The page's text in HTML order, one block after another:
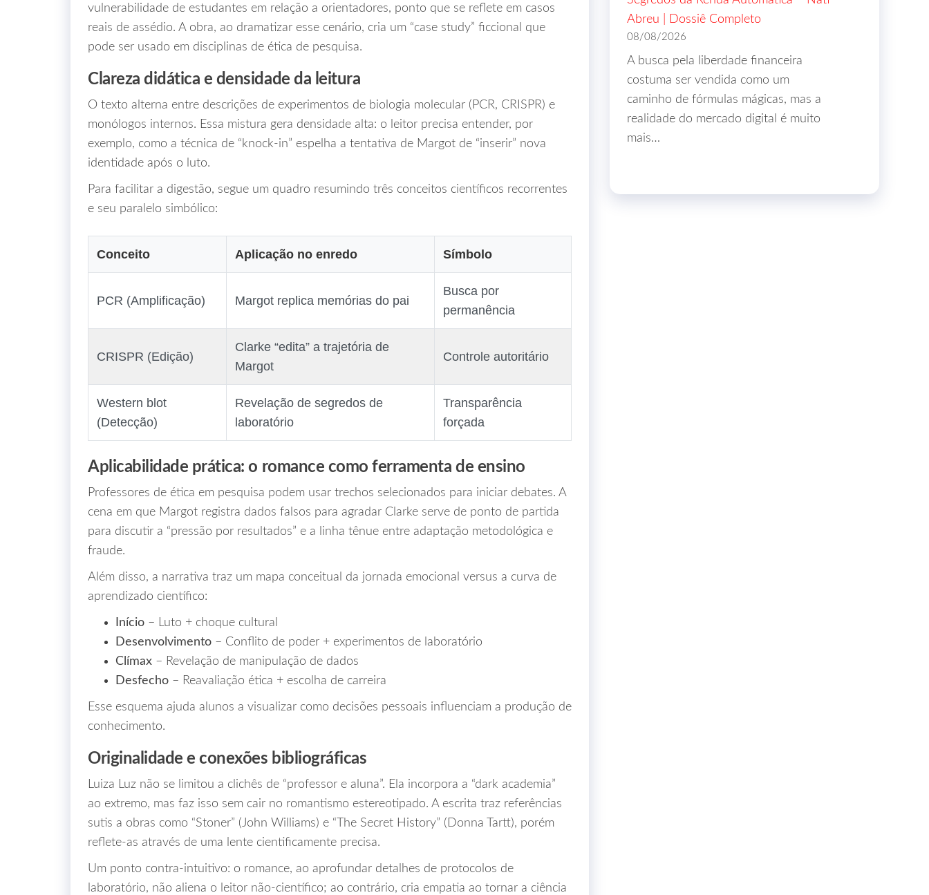
vulnerabilidade de estudantes em relação a orientadores, ponto que se reflete em casos
reais de assédio. A obra, ao dramatizar esse cenário, cria um “case study” ficcional que
pode ser usado em disciplinas de ética de pesquisa.
Clareza didática e densidade da leitura
O texto alterna entre descrições de experimentos de biologia molecular (PCR, CRISPR) e
monólogos internos. Essa mistura gera densidade alta: o leitor precisa entender, por
exemplo, como a técnica de “knock‑in” espelha a tentativa de Margot de “inserir” nova
identidade após o luto.
Para facilitar a digestão, segue um quadro resumindo três conceitos científicos recorrentes
e seu paralelo simbólico:
Conceito Aplicação no enredo Símbolo
PCR (Amplificação) Margot replica memórias do pai
Busca por
permanência
CRISPR (Edição)
Clarke “edita” a trajetória de
Margot
Controle autoritário
Western blot
(Detecção)
Revelação de segredos de
laboratório
Transparência
forçada
Aplicabilidade prática: o romance como ferramenta de ensino
Professores de ética em pesquisa podem usar trechos selecionados para iniciar debates. A
cena em que Margot registra dados falsos para agradar Clarke serve de ponto de partida
para discutir a “pressão por resultados” e a linha tênue entre adaptação metodológica e
fraude.
Além disso, a narrativa traz um mapa conceitual da jornada emocional versus a curva de
aprendizado científico:
Início – Luto + choque cultural
Desenvolvimento – Conflito de poder + experimentos de laboratório
Clímax – Revelação de manipulação de dados
Desfecho – Reavaliação ética + escolha de carreira
Esse esquema ajuda alunos a visualizar como decisões pessoais influenciam a produção de
conhecimento.
Originalidade e conexões bibliográficas
Luiza Luz não se limitou a clichês de “professor e aluna”. Ela incorpora a “dark academia”
ao extremo, mas faz isso sem cair no romantismo estereotipado. A escrita traz referências
sutis a obras como “Stoner” (John Williams) e “The Secret History” (Donna Tartt), porém
reflete-as através de uma lente cientificamente precisa.
Um ponto contra‑intuitivo: o romance, ao aprofundar detalhes de protocolos de
laboratório, não aliena o leitor não‑científico; ao contrário, cria empatia ao tornar a ciência
Abreu | Dossiê Completo
08/08/2026
A busca pela liberdade financeira
costuma ser vendida como um
caminho de fórmulas mágicas, mas a
realidade do mercado digital é muito
mais…